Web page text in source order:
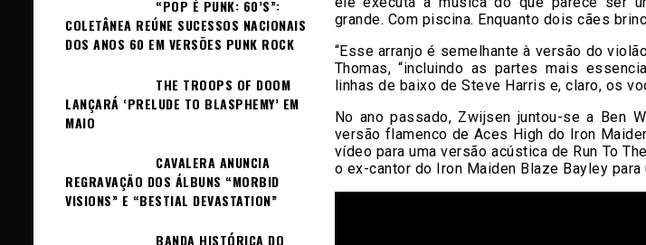
grande. Com piscina. Enquanto dois cães
“Esse arranjo é semelhante à versão do
Thomas, “incluindo as partes mais
linhas de baixo de Steve Harris e, claro, os
No ano passado, Zwijsen juntou-se a Ben
versão flamenco de Aces High do Iron
vídeo para uma versão acústica de Run To
o ex-cantor do Iron Maiden Blaze Bayley
“POP É PUNK: 60’S”:
COLETÂNEA REÚNE SUCESSOS NACIONAIS
DOS ANOS 60 EM VERSÕES PUNK ROCK
THE TROOPS OF DOOM
LANÇARÁ ‘PRELUDE TO BLASPHEMY’ EM
MAIO
CAVALERA ANUNCIA
REGRAVAÇÃO DOS ÁLBUNS “MORBID
VISIONS” E “BESTIAL DEVASTATION”
BANDA HISTÓRICA DO